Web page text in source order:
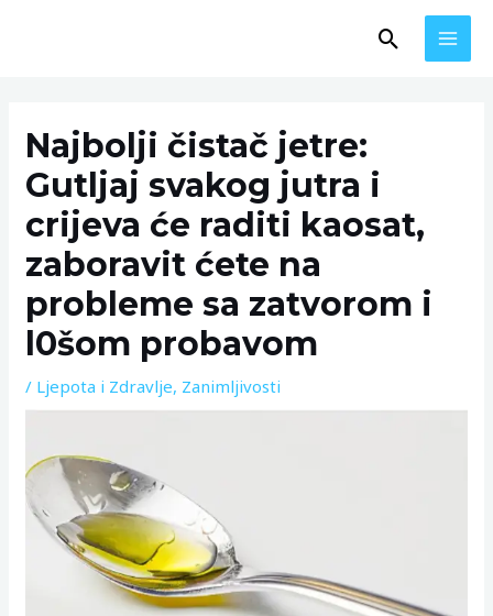
Search
Najbolji čistač jetre:
Gutljaj svakog jutra i
crijeva će raditi kaosat,
zaboravit ćete na
probleme sa zatvorom i
l0šom probavom
/ Ljepota i Zdravlje, Zanimljivosti